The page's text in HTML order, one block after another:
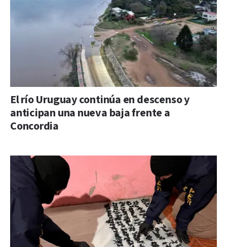
El río Uruguay continúa en descenso y
anticipan una nueva baja frente a
Concordia